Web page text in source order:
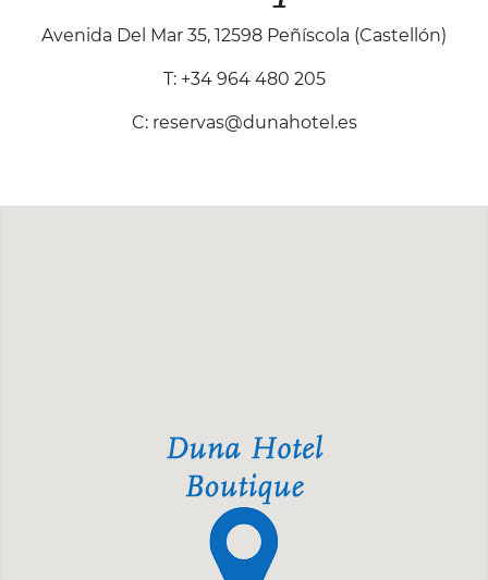
Avenida Del Mar 35, 12598 Peñíscola (Castellón)
T: +34 964 480 205
C: reservas@dunahotel.es